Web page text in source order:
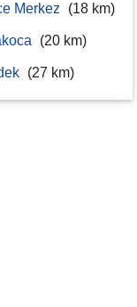
Merkez (18 km)
(20 km)
(27 km)